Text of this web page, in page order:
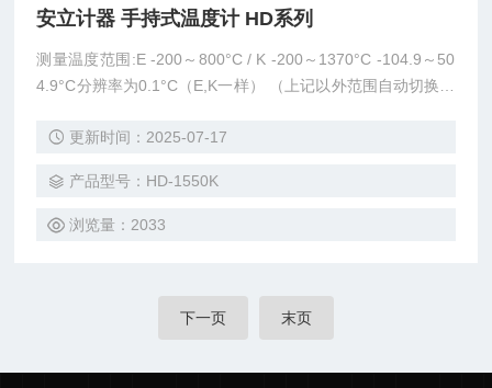
安立计器 手持式温度计 HD系列
测量温度范围:E -200～800°C / K -200～1370°C -104.9～50
4.9°C分辨率为0.1°C（E,K一样） （上记以外范围自动切换1°
更新时间：2025-07-17
产品型号：HD-1550K
浏览量：2033
下一页 末页